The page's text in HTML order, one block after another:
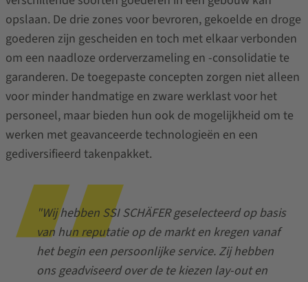
opslaan. De drie zones voor bevroren, gekoelde en droge
goederen zijn gescheiden en toch met elkaar verbonden
om een naadloze orderverzameling en -consolidatie te
garanderen. De toegepaste concepten zorgen niet alleen
voor minder handmatige en zware werklast voor het
personeel, maar bieden hun ook de mogelijkheid om te
werken met geavanceerde technologieën en een
gediversifieerd takenpakket.
"Wij hebben SSI SCHÄFER geselecteerd op basis
van hun reputatie op de markt en kregen vanaf
het begin een persoonlijke service. Zij hebben
ons geadviseerd over de te kiezen lay-out en